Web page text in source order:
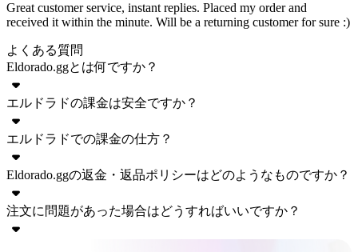
Great customer service, instant replies. Placed my order and
received it within the minute. Will be a returning customer for sure :)
よくある質問
Eldorado.ggとは何ですか？
Eldorado.ggは、ゲーム内通貨、アカウント、アイテム、代
行、課金など、多種多様なゲーム内アイテムを取り扱うオン
ラインマーケットプレイスです。Eldoradoでは多くの人気ゲ
ームに対応しており、リアルマネーを使って商品やサービス
エルドラドの課金は安全ですか？
はい、エルドラドggに掲載されているゲームへの課金は完全
に安全です。これは、詐欺行為から購入者と販売者の両方を
保護する当社独自のセキュリティシステム「トレードシール
ド」によって保証されています。ただし、すべての取引にお
と選択された方法に注意深く従ってください。
エルドラドでの課金の仕方？
エルドラドggを使���した課金方法はとても簡単です。以
下の手順に従うだけで、数分以内にアカウントにプレミアム
ゲーム内通貨が課金されます。
Eldorado.ggの返金・返品ポリシーはどのようなものですか？
Eldorado.ggでは、商品が配送されない場合や商品説明と異な
る場合、返金対応を行っております。購入者は、注文ページ
注文に問題があった場合はどうすればいいですか？